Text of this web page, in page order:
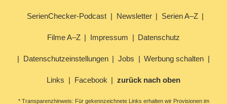
SerienChecker-Podcast Newsletter Serien A–Z
Filme A–Z Impressum Datenschutz
Datenschutzeinstellungen Jobs Werbung schalten
Links Facebook zurück nach oben
* Transparenzhinweis: Für gekennzeichnete Links erhalten wir Provisionen im